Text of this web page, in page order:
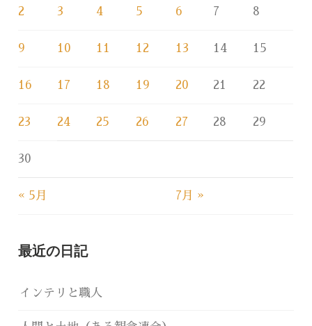
« 5月 7月 »
2 3 4 5 6 7 8
9 10 11 12 13 14 15
16 17 18 19 20 21 22
23 24 25 26 27 28 29
30
最近の日記
インテリと職人